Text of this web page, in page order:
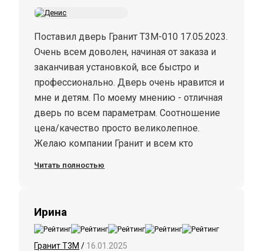
Поставил дверь Гранит Т3М-010 17.05.2023.
Очень всем доволен, начиная от заказа и
заканчивая установкой, все быстро и
профессионально. Дверь очень нравится и
мне и детям. По моему мнению - отличная
дверь по всем параметрам. Соотношение
цена/качество просто великолепное.
Желаю компании Гранит и всем кто
Читать полностью
Ирина
Гранит Т3М / 16.01.2025